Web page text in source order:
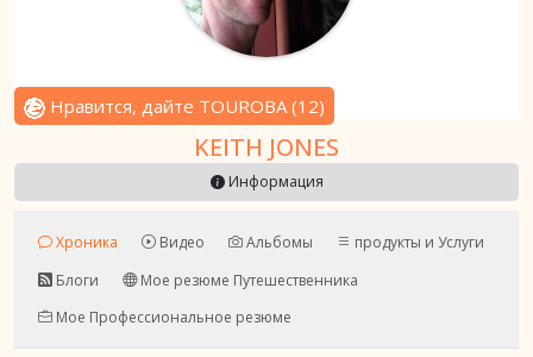
Нравится, дайте TOUROBA(12)
KEITH JONES
Информация
Хроника Видео Альбомы
продукты и Услуги
Блоги
Мое резюме Путешественника
Мое Профессиональное резюме